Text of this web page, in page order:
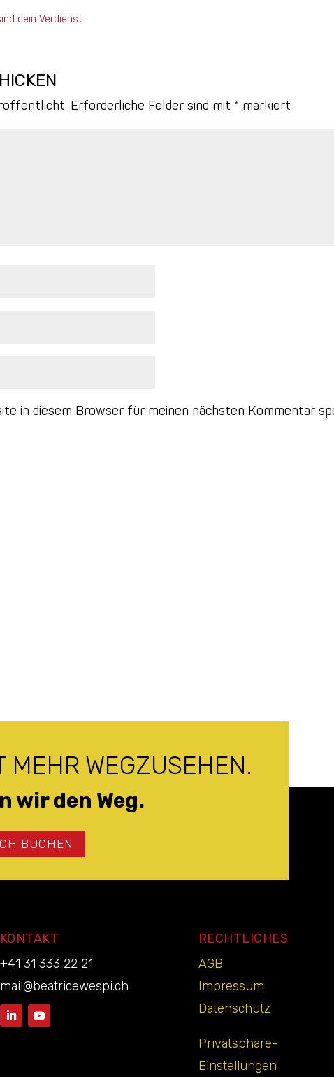
dein Verdienst
Erforderliche Felder sind mit * markiert
in diesem Browser für meinen nächsten Kommentar
MEHR WEGZUSEHEN.
wir den Weg.
BUCHEN
KONTAKT
+41 31 333 22 21
mail@beatricewespi.ch
RECHTLICHES
AGB
Impressum
Datenschutz
Privatsphäre-
Einstellungen